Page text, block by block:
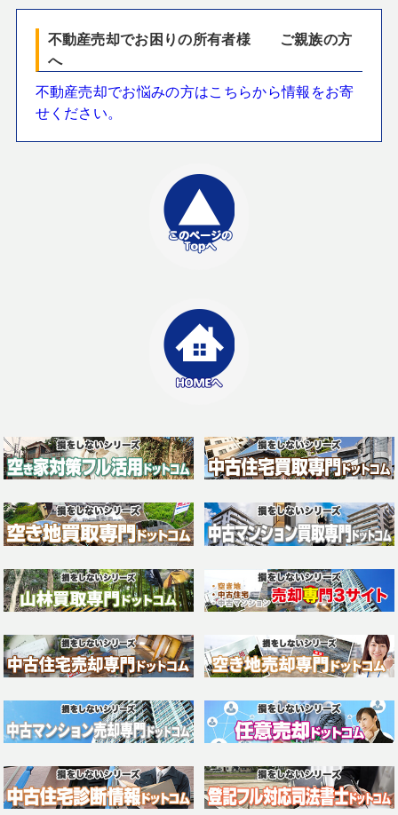
不動産売却でお困りの所有者様 ご親族の方
へ
不動産売却でお悩みの方はこちらから情報をお寄
せください。